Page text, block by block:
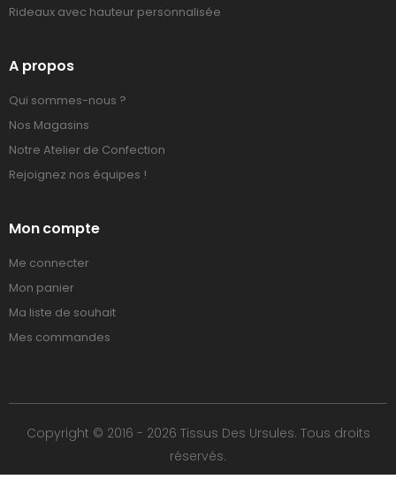
Rideaux avec hauteur personnalisée
A propos
Qui sommes-nous ?
Nos Magasins
Notre Atelier de Confection
Rejoignez nos équipes !
Mon compte
Me connecter
Mon panier
Ma liste de souhait
Mes commandes
Copyright © 2016 - 2026 Tissus Des Ursules. Tous droits
réservés.